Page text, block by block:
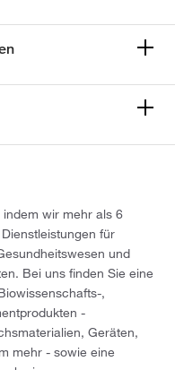
wir mehr als 6
für
und
Bei uns finden Sie eine
,
-
Geräten,
mehr - sowie eine